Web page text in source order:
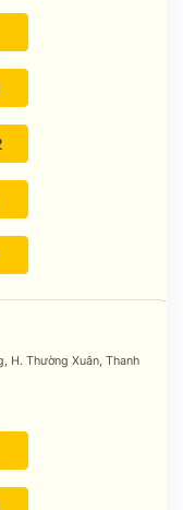
H. Thường Xuân, Thanh